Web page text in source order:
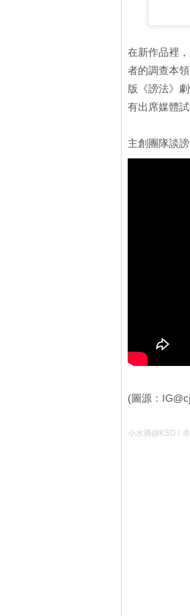
在新作品裡
者的調查本
版《謗法》
有出席媒體
主創團隊談謗
(圖源：
小水滴@KSD /